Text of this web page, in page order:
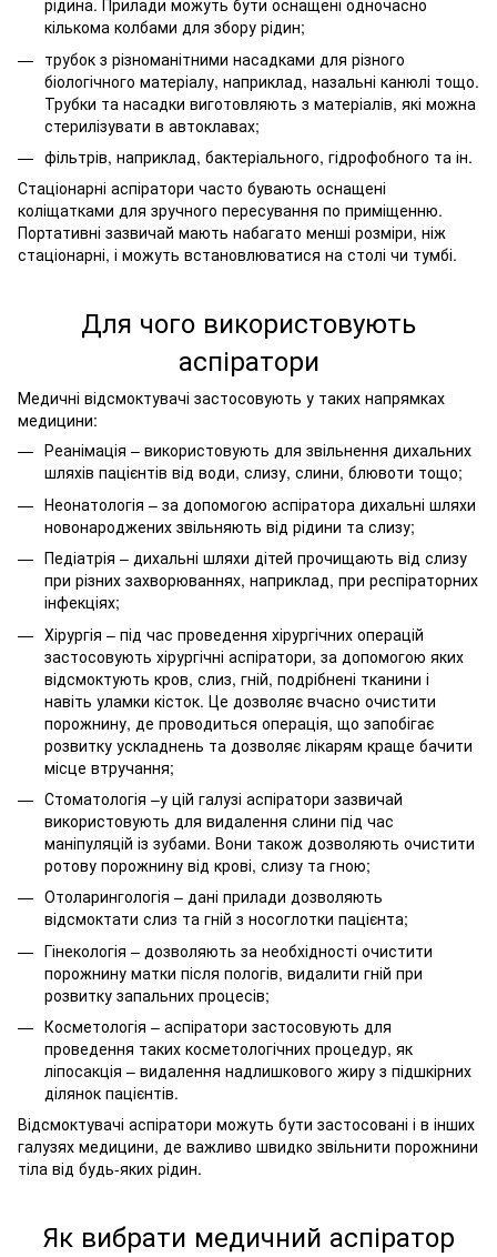
рідина. Прилади можуть бути оснащені одночасно
кількома колбами для збору рідин;
трубок з різноманітними насадками для різного
біологічного матеріалу, наприклад, назальні канюлі тощо.
Трубки та насадки виготовляють з матеріалів, які можна
стерилізувати в автоклавах;
фільтрів, наприклад, бактеріального, гідрофобного та ін.
Стаціонарні аспіратори часто бувають оснащені
коліщатками для зручного пересування по приміщенню.
Портативні зазвичай мають набагато менші розміри, ніж
стаціонарні, і можуть встановлюватися на столі чи тумбі.
Для чого використовують
аспіратори
Медичні відсмоктувачі застосовують у таких напрямках
медицини:
Реанімація – використовують для звільнення дихальних
шляхів пацієнтів від води, слизу, слини, блювоти тощо;
Неонатологія – за допомогою аспіратора дихальні шляхи
новонароджених звільняють від рідини та слизу;
Педіатрія – дихальні шляхи дітей прочищають від слизу
при різних захворюваннях, наприклад, при респіраторних
інфекціях;
Хірургія – під час проведення хірургічних операцій
застосовують хірургічні аспіратори, за допомогою яких
відсмоктують кров, слиз, гній, подрібнені тканини і
навіть уламки кісток. Це дозволяє вчасно очистити
порожнину, де проводиться операція, що запобігає
розвитку ускладнень та дозволяє лікарям краще бачити
місце втручання;
Стоматологія –у цій галузі аспіратори зазвичай
використовують для видалення слини під час
маніпуляцій із зубами. Вони також дозволяють очистити
ротову порожнину від крові, слизу та гною;
Отоларингологія – дані прилади дозволяють
відсмоктати слиз та гній з носоглотки пацієнта;
Гінекологія – дозволяють за необхідності очистити
порожнину матки після пологів, видалити гній при
розвитку запальних процесів;
Косметологія – аспіратори застосовують для
проведення таких косметологічних процедур, як
ліпосакція – видалення надлишкового жиру з підшкірних
ділянок пацієнтів.
Відсмоктувачі аспіратори можуть бути застосовані і в інших
галузях медицини, де важливо швидко звільнити порожнини
тіла від будь-яких рідин.
Як вибрати медичний аспіратор